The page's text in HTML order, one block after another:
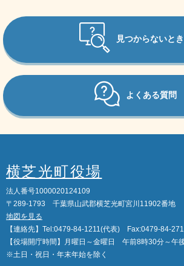
見つからないと
よくある質問
横芝光町役場
法人番号1000020124109
〒289-1793 千葉県山武郡横芝光町宮川11902番地
地図を見る
【連絡先】Tel:0479-84-1211(代表) Fax:0479-84-
【役場開庁時間】月曜日～金曜日 午前8時30分～午
※土日・祝日・年末年始を除く